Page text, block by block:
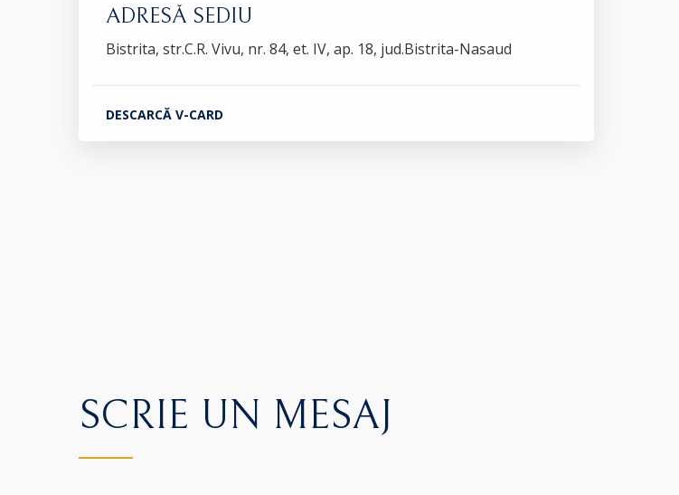
ADRESĂ SEDIU
Bistrita, str.C.R. Vivu, nr. 84, et. IV, ap. 18, jud.Bistrita-Nasaud
DESCARCĂ V-CARD
SCRIE UN MESAJ